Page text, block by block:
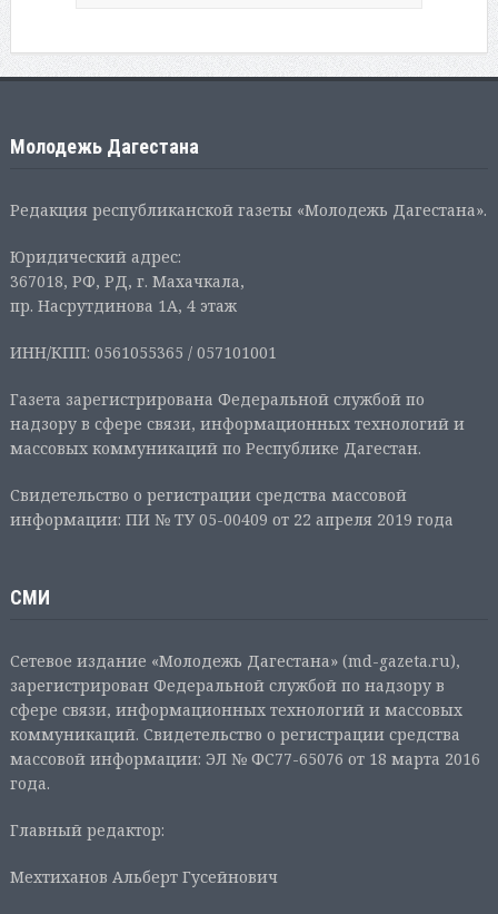
Молодежь Дагестана
Редакция республиканской газеты «Молодежь Дагестана».
Юридический адрес:
367018, РФ, РД, г. Махачкала,
пр. Насрутдинова 1А, 4 этаж
ИНН/КПП: 0561055365 / 057101001
Газета зарегистрирована Федеральной службой по
надзору в сфере связи, информационных технологий и
массовых коммуникаций по Республике Дагестан.
Свидетельство о регистрации средства массовой
информации: ПИ № ТУ 05-00409 от 22 апреля 2019 года
СМИ
Сетевое издание «Молодежь Дагестана» (md-gazeta.ru),
зарегистрирован Федеральной службой по надзору в
сфере связи, информационных технологий и массовых
коммуникаций. Свидетельство о регистрации средства
массовой информации: ЭЛ № ФС77-65076 от 18 марта 2016
года.
Главный редактор:
Мехтиханов Альберт Гусейнович